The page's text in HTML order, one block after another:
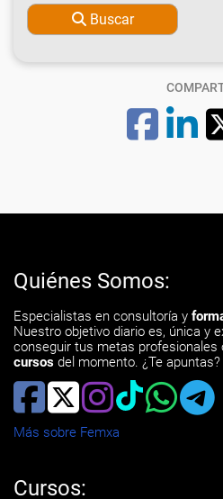
Buscar
Quiénes Somos:
Especialistas en consultoría y
Nuestro objetivo diario es, única y
conseguir tus metas profesionales
cursos del momento. ¿Te apuntas?
Más sobre Femxa
Cursos: